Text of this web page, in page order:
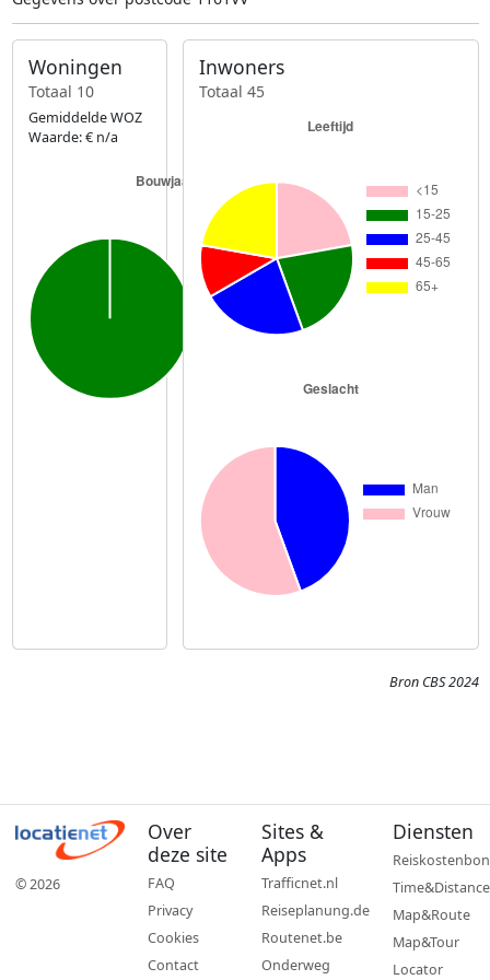
Woningen
Totaal 10
Gemiddelde WOZ
Waarde: € n/a
Inwoners
Totaal 45
Bron CBS 2024
© 2026
Over
deze site
FAQ
Privacy
Cookies
Contact
Sites &
Apps
Trafficnet.nl
Reiseplanung.de
Routenet.be
Onderweg
Diensten
Reiskostenbon
Time&Distance
Map&Route
Map&Tour
Locator